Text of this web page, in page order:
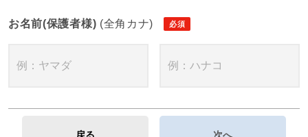
お名前(保護者様) (全角カナ)